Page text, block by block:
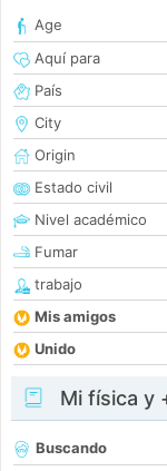
Age
Aquí para
País
City
Origin
Estado civil
Nivel académico
Fumar
trabajo
Mis amigos
Unido
Mi física y
Buscando